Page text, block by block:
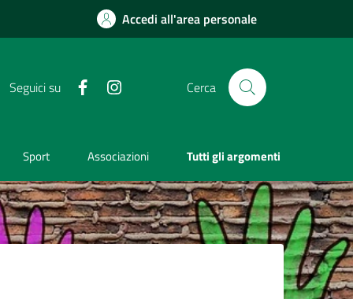
Accedi all'area personale
Seguici su Facebook Cerca
Sport Associazioni Tutti gli argomenti